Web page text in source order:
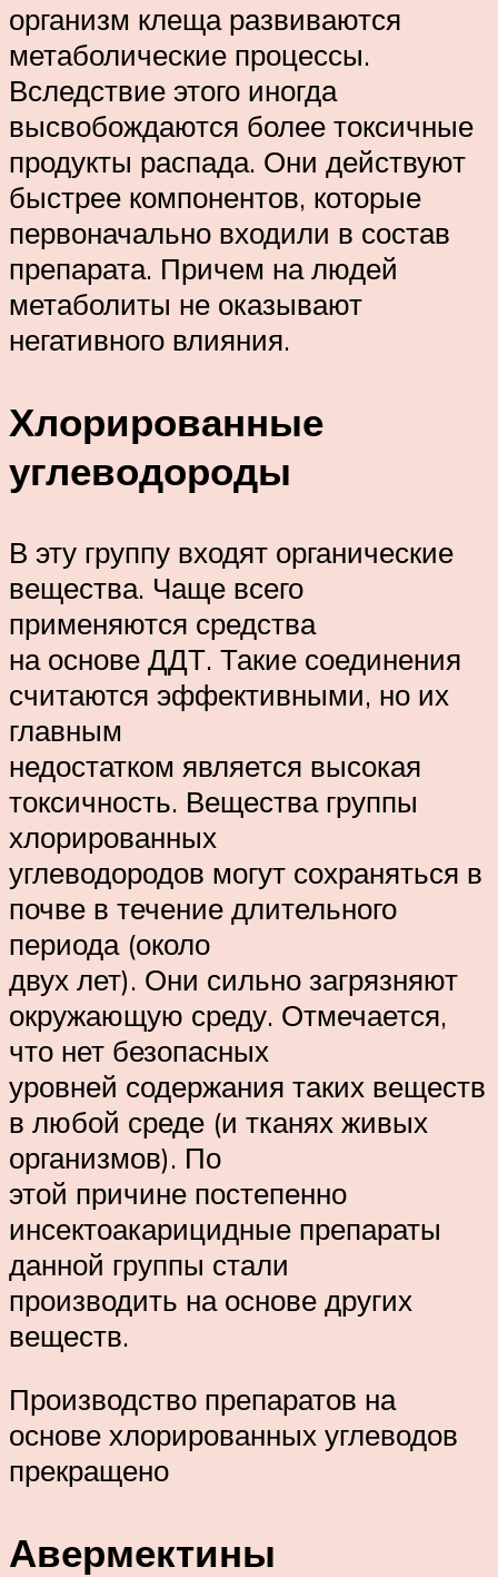
организм клеща развиваются
метаболические процессы.
Вследствие этого иногда
высвобождаются более токсичные
продукты распада. Они действуют
быстрее компонентов, которые
первоначально входили в состав
препарата. Причем на людей
метаболиты не оказывают
негативного влияния.
Хлорированные
углеводороды
В эту группу входят органические
вещества. Чаще всего
применяются средства
на основе ДДТ. Такие соединения
считаются эффективными, но их
главным
недостатком является высокая
токсичность. Вещества группы
хлорированных
углеводородов могут сохраняться в
почве в течение длительного
периода (около
двух лет). Они сильно загрязняют
окружающую среду. Отмечается,
что нет безопасных
уровней содержания таких веществ
в любой среде (и тканях живых
организмов). По
этой причине постепенно
инсектоакарицидные препараты
данной группы стали
производить на основе других
веществ.
Производство препаратов на
основе хлорированных углеводов
прекращено
Авермектины